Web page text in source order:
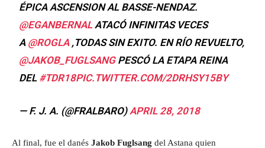
ÉPICA ASCENSION AL BASSE-NENDAZ.
@EGANBERNALATACÓ INFINITAS VECES
A @ROGLA ,TODAS SIN EXITO. EN RÍO REVUELTO,
@JAKOB_FUGLSANGPESCÓ LA ETAPA REINA
DEL #TDR18PIC.TWITTER.COM/2DRHSY15BY
— F. J. A. (@FRALBARO) APRIL 28, 2018
Al final, fue el danés Jakob Fuglsang del Astana quien